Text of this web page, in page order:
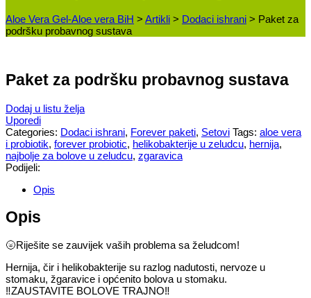
Aloe Vera Gel-Aloe vera BiH > Artikli > Dodaci ishrani > Paket za
podršku probavnog sustava
Paket za podršku probavnog sustava
Dodaj u listu želja
Uporedi
Categories: Dodaci ishrani, Forever paketi, Setovi Tags: aloe vera
i probiotik, forever probiotic, helikobakterije u zeludcu, hernija,
najbolje za bolove u zeludcu, zgaravica
Podijeli:
Opis
Opis
🌝Riješite se zauvijek vaših problema sa želudcom!
Hernija, čir i helikobakterije su razlog nadutosti, nervoze u
stomaku, žgaravice i općenito bolova u stomaku.
‼ZAUSTAVITE BOLOVE TRAJNO‼